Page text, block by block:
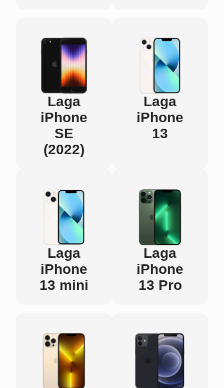
Laga
iPhone
SE
(2022)
Laga
iPhone
13
Laga
iPhone
13 mini
Laga
iPhone
13 Pro